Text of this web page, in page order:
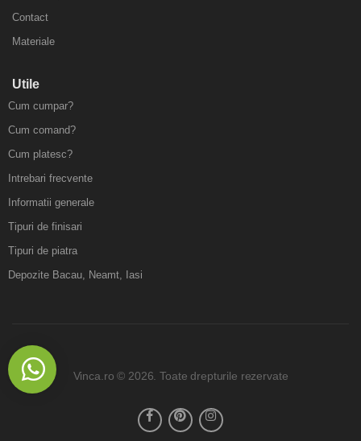
Contact
Materiale
Utile
Cum cumpar?
Cum comand?
Cum platesc?
Intrebari frecvente
Informatii generale
Tipuri de finisari
Tipuri de piatra
Depozite Bacau, Neamt, Iasi
Vinca.ro © 2026. Toate drepturile rezervate